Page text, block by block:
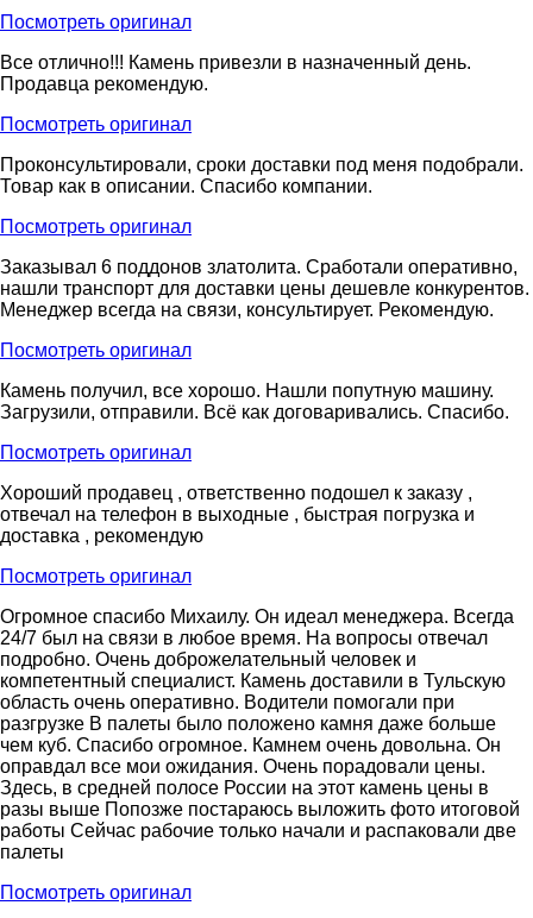
Посмотреть оригинал
Все отлично!!! Камень привезли в назначенный день.
Продавца рекомендую.
Посмотреть оригинал
Проконсультировали, сроки доставки под меня подобрали.
Товар как в описании. Спасибо компании.
Посмотреть оригинал
Заказывал 6 поддонов златолита. Сработали оперативно,
нашли транспорт для доставки цены дешевле конкурентов.
Менеджер всегда на связи, консультирует. Рекомендую.
Посмотреть оригинал
Камень получил, все хорошо. Нашли попутную машину.
Загрузили, отправили. Всё как договаривались. Спасибо.
Посмотреть оригинал
Хороший продавец , ответственно подошел к заказу ,
отвечал на телефон в выходные , быстрая погрузка и
доставка , рекомендую
Посмотреть оригинал
Огромное спасибо Михаилу. Он идеал менеджера. Всегда
24/7 был на связи в любое время. На вопросы отвечал
подробно. Очень доброжелательный человек и
компетентный специалист. Камень доставили в Тульскую
область очень оперативно. Водители помогали при
разгрузке В палеты было положено камня даже больше
чем куб. Спасибо огромное. Камнем очень довольна. Он
оправдал все мои ожидания. Очень порадовали цены.
Здесь, в средней полосе России на этот камень цены в
разы выше Попозже постараюсь выложить фото итоговой
работы Сейчас рабочие только начали и распаковали две
палеты
Посмотреть оригинал